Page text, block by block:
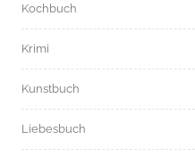
Kochbuch
Krimi
Kunstbuch
Liebesbuch